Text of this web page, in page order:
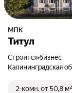
МПК
Титул
Строится•бизнес
Калининградская
2-комн.от 50,8 м²